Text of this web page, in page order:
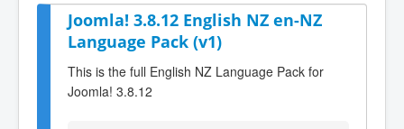
Joomla! 3.8.12 English NZ en-NZ
Language Pack (v1)
This is the full English NZ Language Pack for
Joomla! 3.8.12